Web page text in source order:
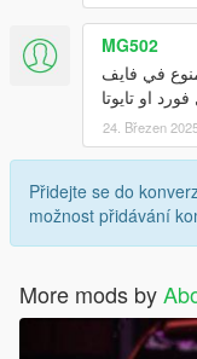
MG502
في فايف
او تايوتا
24. Březen
Přidejte se do
možnost přidávání
More mods by